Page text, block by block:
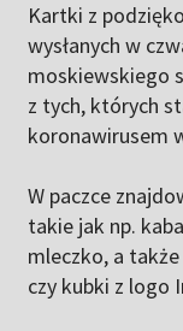
Kartki z
wysłanych w
moskiewskiego
z tych, których
koronawirusem
W paczce
takie jak np.
mleczko, a
czy kubki z logo